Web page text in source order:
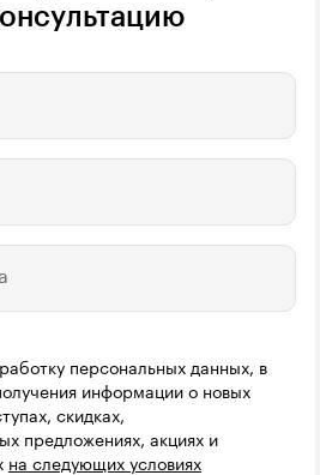
персональных данных, в
информации о новых
скидках,
предложениях, акциях и
на следующих условиях